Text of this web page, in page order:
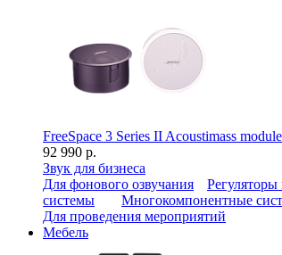
FreeSpace 3 Series II Acoustimass module
92 990 р.
Звук для бизнеса
Для фонового озвучания
Регуляторы
системы
Многокомпонентные
Для проведения мероприятий
Мебель